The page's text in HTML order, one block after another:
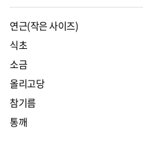
연근(작은 사이즈)
식초
소금
올리고당
참기름
통깨